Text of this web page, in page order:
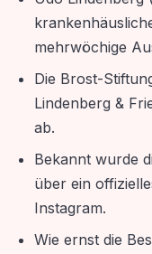
mehrwöchige
Die Brost-
Lindenberg &
ab.
Bekannt wurde
über ein
Instagram.
Wie ernst die